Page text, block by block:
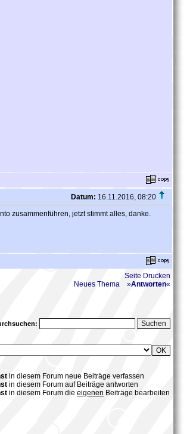
Datum: 16.11.2016, 08:20
zusammenführen, jetzt stimmt alles, danke.
Seite Drucken
Neues Thema
»Antworten«
in diesem Forum neue Beiträge verfassen
in diesem Forum auf Beiträge antworten
in diesem Forum die eigenen Beiträge bearbeiten